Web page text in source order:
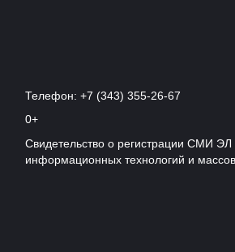
Телефон: +7 (343) 355-26-67
0+
Свидетельство о регистрации СМИ
информационных технологий и